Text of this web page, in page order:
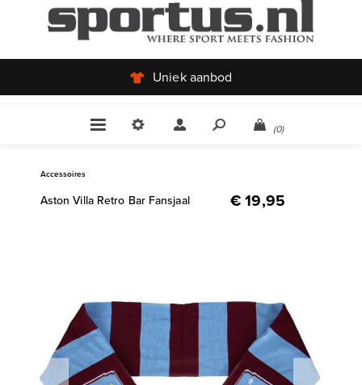
Uniek aanbod
(0)
Accessoires
Aston Villa Retro Bar Fansjaal € 19,95